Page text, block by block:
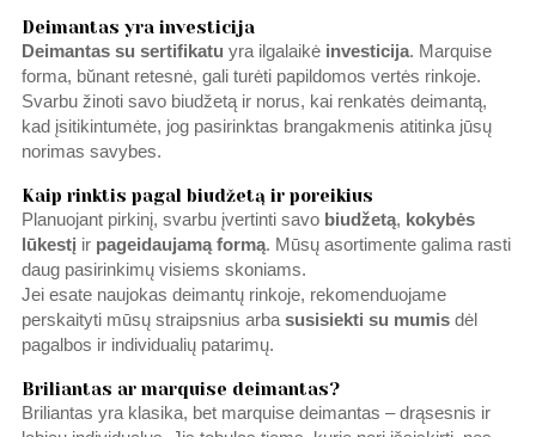
Deimantas yra investicija
Deimantas su sertifikatu yra ilgalaikė investicija. Marquise
forma, bŭnant retesnė, gali turėti papildomos vertės rinkoje.
Svarbu žinoti savo biudžetą ir norus, kai renkatės deimantą,
kad įsitikintumėte, jog pasirinktas brangakmenis atitinka jūsų
norimas savybes.
Kaip rinktis pagal biudžetą ir poreikius
Planuojant pirkinį, svarbu įvertinti savo biudžetą, kokybės
lūkestį ir pageidaujamą formą. Mūsų asortimente galima rasti
daug pasirinkimų visiems skoniams.
Jei esate naujokas deimantų rinkoje, rekomenduojame
perskaityti mūsų straipsnius arba susisiekti su mumisdėl
pagalbos ir individualių patarimų.
Briliantas ar marquise deimantas?
Briliantas yra klasika, bet marquise deimantas – drąsesnis ir